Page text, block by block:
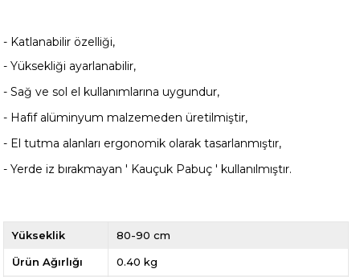
- Katlanabilir özelliği,
- Yüksekliği ayarlanabilir,
- Sağ ve sol el kullanımlarına uygundur,
- Hafif alüminyum malzemeden üretilmiştir,
- El tutma alanları ergonomik olarak tasarlanmıştır,
- Yerde iz bırakmayan ' Kauçuk Pabuç ' kullanılmıştır.
Yükseklik 80-90 cm
Ürün Ağırlığı 0.40 kg